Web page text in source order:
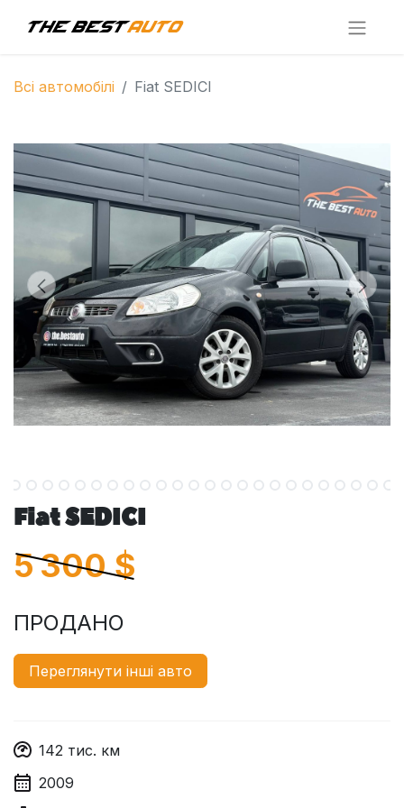
Всі автомобілі Fiat SEDICI
Fiat SEDICI
5 300$
ПРОДАНО
Переглянути інші авто
142 тис. км
2009